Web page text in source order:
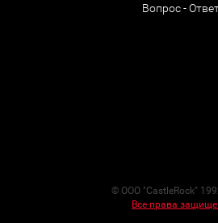
Вопрос -
© ООО "CastleRock"
Все права